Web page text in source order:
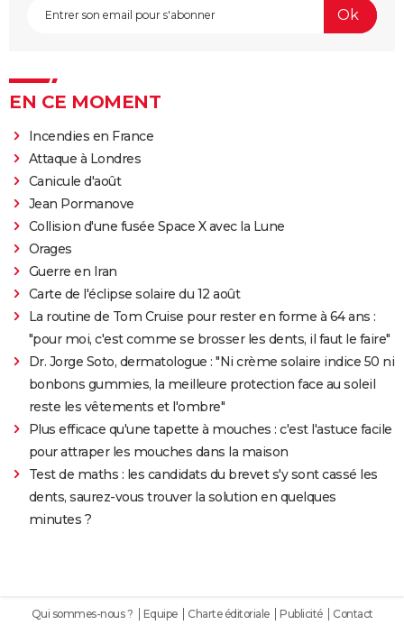
EN CE MOMENT
Incendies en France
Attaque à Londres
Canicule d'août
Jean Pormanove
Collision d'une fusée Space X avec la Lune
Orages
Guerre en Iran
Carte de l'éclipse solaire du 12 août
La routine de Tom Cruise pour rester en forme à 64 ans :
"pour moi, c'est comme se brosser les dents, il faut le faire"
Dr. Jorge Soto, dermatologue : "Ni crème solaire indice 50 ni
bonbons gummies, la meilleure protection face au soleil
reste les vêtements et l'ombre"
Plus efficace qu'une tapette à mouches : c'est l'astuce facile
pour attraper les mouches dans la maison
Test de maths : les candidats du brevet s'y sont cassé les
dents, saurez-vous trouver la solution en quelques
minutes ?
Qui sommes-nous ? Equipe Charte éditoriale Publicité
Contact